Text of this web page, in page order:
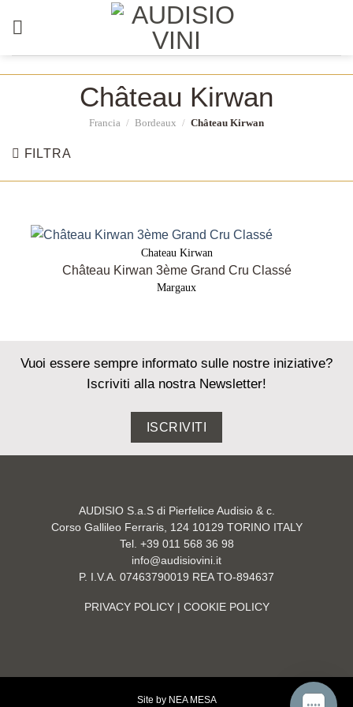
Château Kirwan
Francia / Bordeaux / Château Kirwan
FILTRA
Chateau Kirwan
Château Kirwan 3ème Grand Cru Classé
Margaux
Vuoi essere sempre informato sulle nostre iniziative?
Iscriviti alla nostra Newsletter!
ISCRIVITI
AUDISIO S.a.S di Pierfelice Audisio & c.
Corso Gallileo Ferraris, 124 10129 TORINO ITALY
Tel. +39 011 568 36 98
info@audisiovini.it
P. I.V.A. 07463790019 REA TO-894637
PRIVACY POLICY| COOKIE POLICY
Site by NEA MESA